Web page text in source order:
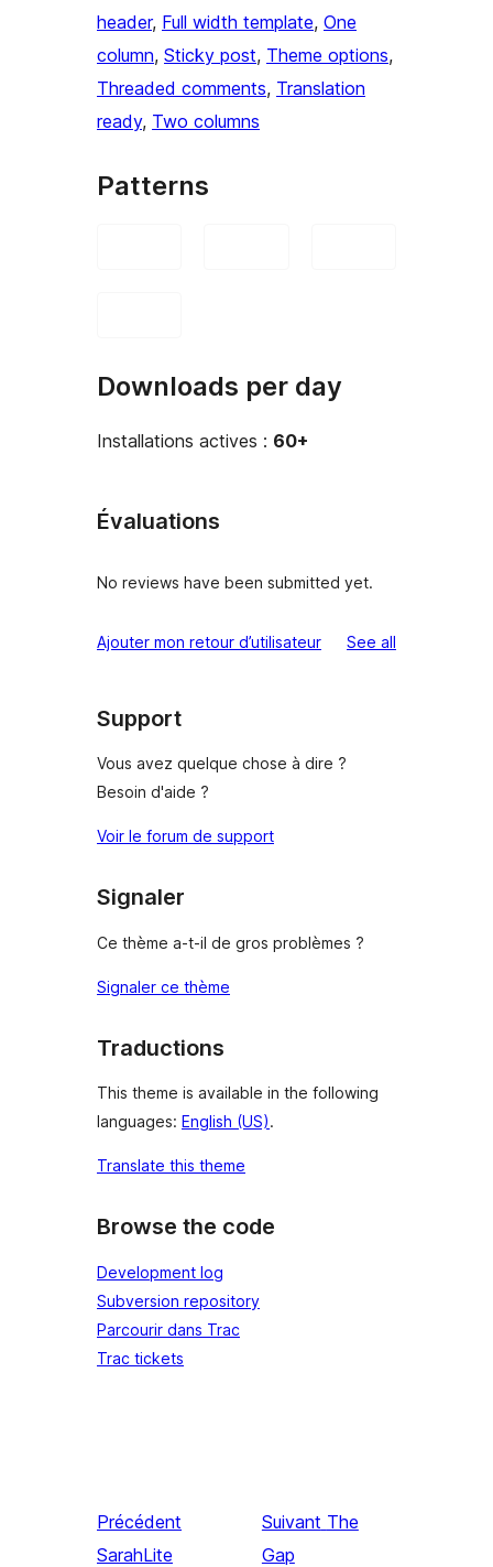
header, Full width template, One
column, Sticky post, Theme options
Threaded comments, Translation
ready, Two columns
Patterns
Downloads per day
Installations actives : 60+
Évaluations
No reviews have been submitted yet.
Ajouter mon retour d’utilisateur See all
Support
Vous avez quelque chose à dire ?
Besoin d'aide ?
Voir le forum de support
Signaler
Ce thème a-t-il de gros problèmes ?
Signaler ce thème
Traductions
This theme is available in the following
languages: English (US).
Translate this theme
Browse the code
Development log
Subversion repository
Parcourir dans Trac
Trac tickets
Précédent
SarahLite
Suivant The
Gap